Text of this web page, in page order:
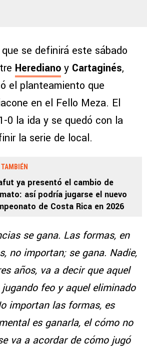
se definirá este sábado
Herediano y Cartaginés,
el planteamiento que
en el Fello Meza. El
0 la ida y se quedó con la
la serie de local.
ya presentó el cambio de
así podría jugarse el nuevo
de Costa Rica en 2026
se gana. Las formas, en
no importan; se gana. Nadie,
años, va a decir que aquel
feo y aquel eliminado
importan las formas, es
es ganarla, el cómo no
va a acordar de cómo jugó